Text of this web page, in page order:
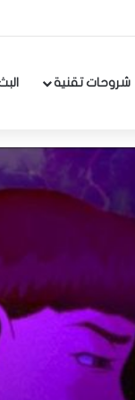
شروحات تقنية